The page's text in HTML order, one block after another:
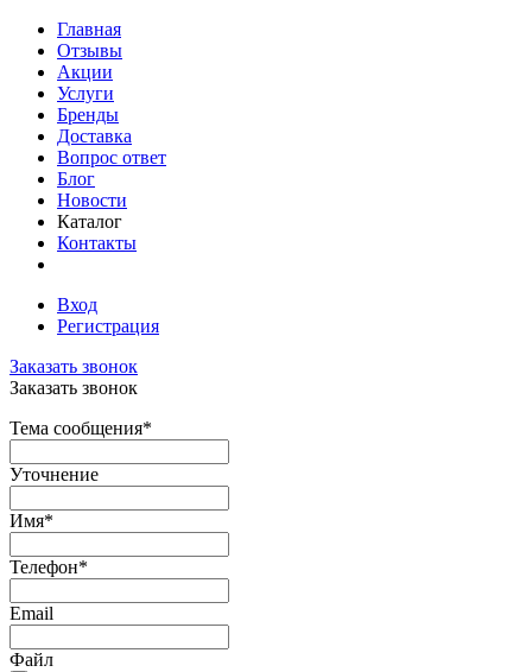
Главная
Отзывы
Акции
Услуги
Бренды
Доставка
Вопрос ответ
Блог
Новости
Каталог
Контакты
Вход
Регистрация
Заказать звонок
Заказать звонок
Тема сообщения*
Уточнение
Имя*
Телефон*
Email
Файл